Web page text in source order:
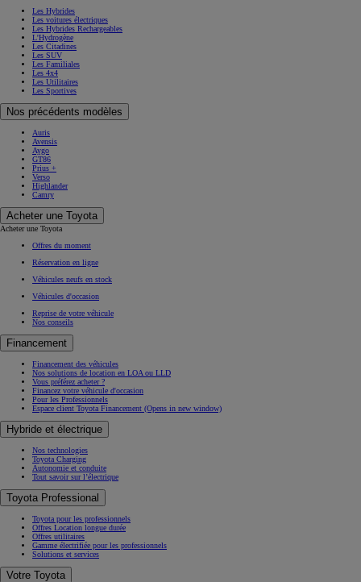
Les Hybrides
Les voitures électriques
Les Hybrides Rechargeables
L'Hydrogène
Les Citadines
Les SUV
Les Familiales
Les 4x4
Les Utilitaires
Les Sportives
Nos précédents modèles
Auris
Avensis
Aygo
GT86
Prius +
Verso
Highlander
Camry
Acheter une Toyota
Acheter une Toyota
Offres du moment
Réservation en ligne
Véhicules neufs en stock
Véhicules d'occasion
Reprise de votre véhicule
Nos conseils
Financement
Financement des véhicules
Nos solutions de location en LOA ou LLD
Vous préférez acheter ?
Financez votre véhicule d'occasion
Pour les Professionnels
Espace client Toyota Financement (Opens in new window)
Hybride et électrique
Nos technologies
Toyota Charging
Autonomie et conduite
Tout savoir sur l’électrique
Toyota Professional
Toyota pour les professionnels
Offres Location longue durée
Offres utilitaires
Gamme électrifiée pour les professionnels
Solutions et services
Votre Toyota